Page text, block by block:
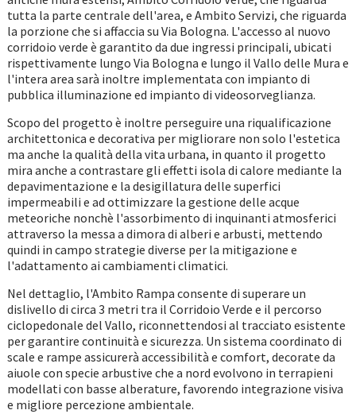
tutta la parte centrale dell'area, e Ambito Servizi, che riguarda
la porzione che si affaccia su Via Bologna. L'accesso al nuovo
corridoio verde è garantito da due ingressi principali, ubicati
rispettivamente lungo Via Bologna e lungo il Vallo delle Mura e
l'intera area sarà inoltre implementata con impianto di
pubblica illuminazione ed impianto di videosorveglianza.
Scopo del progetto è inoltre perseguire una riqualificazione
architettonica e decorativa per migliorare non solo l'estetica
ma anche la qualità della vita urbana, in quanto il progetto
mira anche a contrastare gli effetti isola di calore mediante la
depavimentazione e la desigillatura delle superfici
impermeabili e ad ottimizzare la gestione delle acque
meteoriche nonchè l'assorbimento di inquinanti atmosferici
attraverso la messa a dimora di alberi e arbusti, mettendo
quindi in campo strategie diverse per la mitigazione e
l'adattamento ai cambiamenti climatici.
Nel dettaglio, l'Ambito Rampa consente di superare un
dislivello di circa 3 metri tra il Corridoio Verde e il percorso
ciclopedonale del Vallo, riconnettendosi al tracciato esistente
per garantire continuità e sicurezza. Un sistema coordinato di
scale e rampe assicurerà accessibilità e comfort, decorate da
aiuole con specie arbustive che a nord evolvono in terrapieni
modellati con basse alberature, favorendo integrazione visiva
e migliore percezione ambientale.